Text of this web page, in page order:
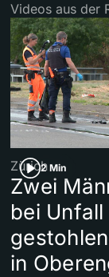
Videos aus der
2 Min
Zürich
Zwei
bei Unfall
in